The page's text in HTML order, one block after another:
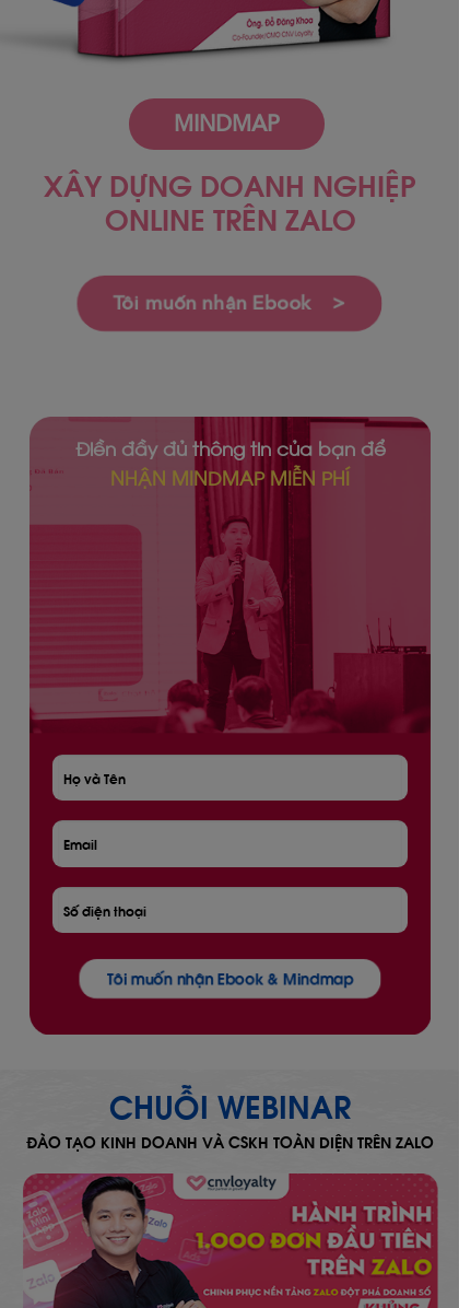
MINDMAP
XÂY DỰNG DOANH NGHIỆP
ONLINE TRÊN ZALO
Tôi muốn nhận Ebook >
Điền đầy đủ thông tin của bạn để
NHẬN MINDMAP MIỄN PHÍ
Tôi muốn nhận Ebook & Mindmap
CHUỖI WEBINAR
ĐÀO TẠO KINH DOANH VÀ CSKH TOÀN DIỆN TRÊN ZALO